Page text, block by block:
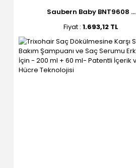
Saubern Baby BNT9608 ...
Fiyat :1.693,12 TL